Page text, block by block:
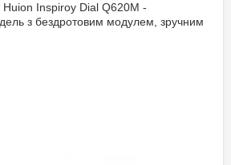
Inspiroy Dial Q620M -
з бездротовим модулем, зручним